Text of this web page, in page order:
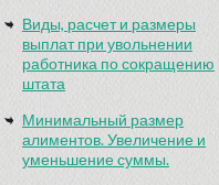
Виды, расчет и размеры
выплат при увольнении
работника по сокращению
штата
Минимальный размер
алиментов. Увеличение и
уменьшение суммы.